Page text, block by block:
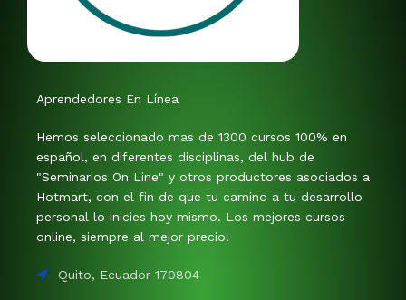
Aprendedores En Línea
Hemos seleccionado mas de 1300 cursos 100% en
español, en diferentes disciplinas, del hub de
"Seminarios On Line" y otros productores asociados a
Hotmart, con el fin de que tu camino a tu desarrollo
personal lo inicies hoy mismo. Los mejores cursos
online, siempre al mejor precio!
Quito, Ecuador 170804